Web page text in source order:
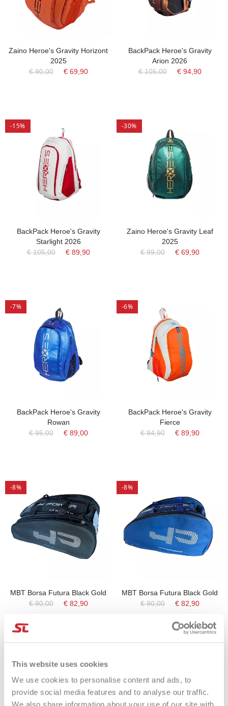
This website uses cookies
We use cookies to personalise content and ads, to
provide social media features and to analyse our traffic.
Zaino Heroe's Gravity Horizont
2025
€ 90,00
€ 69,90
BackPack Heroe's Gravity
Arion 2026
€ 105,00
€ 94,90
-15%
BackPack Heroe's Gravity
Starlight 2026
€ 105,00
€ 89,90
-30%
Zaino Heroe's Gravity Leaf
2025
€ 99,00
€ 69,90
-7%
BackPack Heroe's Gravity
Rowan
€ 95,00
€ 89,00
-6%
BackPack Heroe's Gravity
Fierce
€ 94,90
€ 89,90
-8%
MBT Borsa Futura Black Gold
€ 90,00
€ 82,90
-8%
MBT Borsa Futura Black Gold
€ 90,00
€ 82,90
-8%